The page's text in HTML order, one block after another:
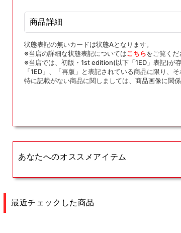
(1)
を商品詳細
状態表記の無いカードは状態Aとなります。
※当店の詳細な状態表記についてはこちらをご覧くだ
※当店では、初版・1st edition(以下「1ED」表記)が
「1ED」、「再版」と表記されている商品に限り、
特に記載がない商品に関しましては、商品画像に関
あなたへのオススメアイテム
最近チェックした商品